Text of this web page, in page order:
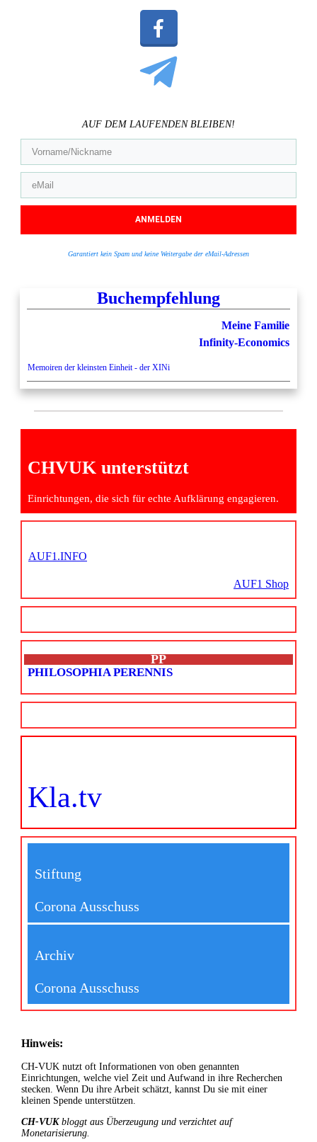
AUF DEM LAUFENDEN BLEIBEN!
ANMELDEN
Garantiert kein Spam und keine Weitergabe der eMail-Adressen
Buchempfehlung
Meine Familie
Infinity-Economics
Memoiren der kleinsten Einheit - der XINi
CHVUK unterstützt
Einrichtungen, die sich für echte Aufklärung engagieren.
AUF1.INFO
AUF1 Shop
PP
PHILOSOPHIA PERENNIS
Kla.tv
Stiftung
Corona Ausschuss
Archiv
Corona Ausschuss
Hinweis:
CH-VUK nutzt oft Informationen von oben genannten
Einrichtungen, welche viel Zeit und Aufwand in ihre Recherchen
stecken. Wenn Du ihre Arbeit schätzt, kannst Du sie mit einer
kleinen Spende unterstützen.
CH-VUKbloggt aus Überzeugung und verzichtet auf
Monetarisierung.